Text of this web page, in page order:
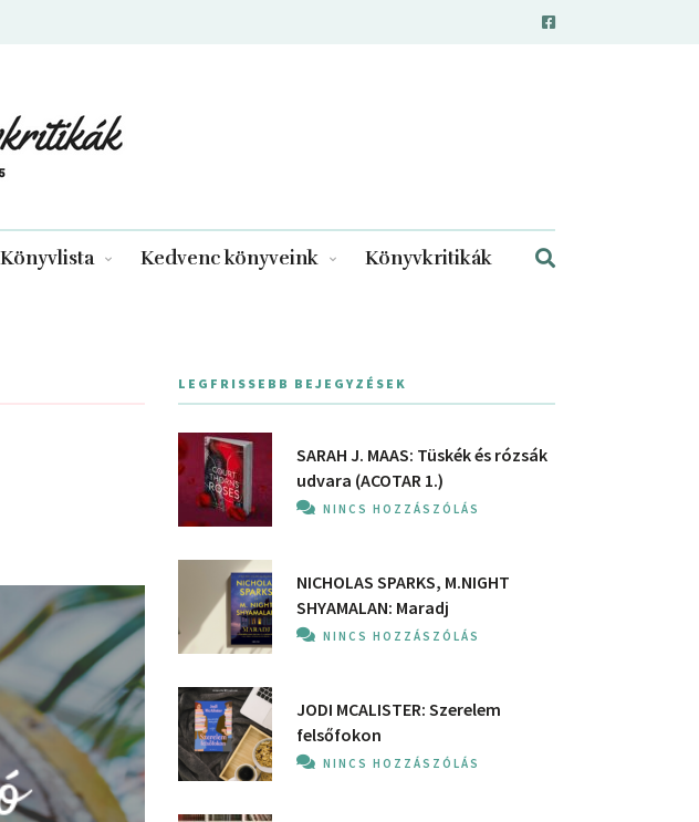
Könyvlista Kedvenc könyveink Könyvkritikák
LEGFRISSEBB BEJEGYZÉSEK
SARAH J. MAAS: Tüskék és rózsák
udvara (ACOTAR 1.)
NINCS HOZZÁSZÓLÁS
NICHOLAS SPARKS, M.NIGHT
SHYAMALAN: Maradj
NINCS HOZZÁSZÓLÁS
JODI MCALISTER: Szerelem
felsőfokon
NINCS HOZZÁSZÓLÁS